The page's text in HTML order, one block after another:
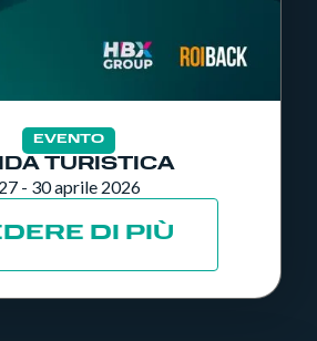
EVENTO
TURISTICA
27 - 30 aprile 2026
DI PIÙ